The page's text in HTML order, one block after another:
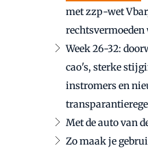
met zzp-wet
Week 26-32:
cao's, sterke
instromers en
Met de auto van
Zo maak je